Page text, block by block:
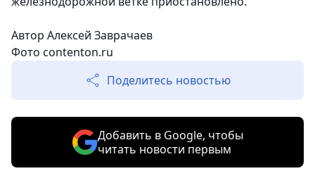
Автор Алексей Заврачаев
Фото contenton.ru
Поделитесь новостью
Добавить в Google, чтобы
читать новости первым